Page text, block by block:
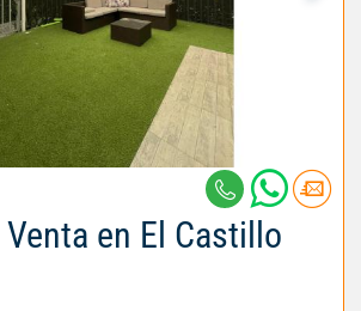
Venta en El Castillo